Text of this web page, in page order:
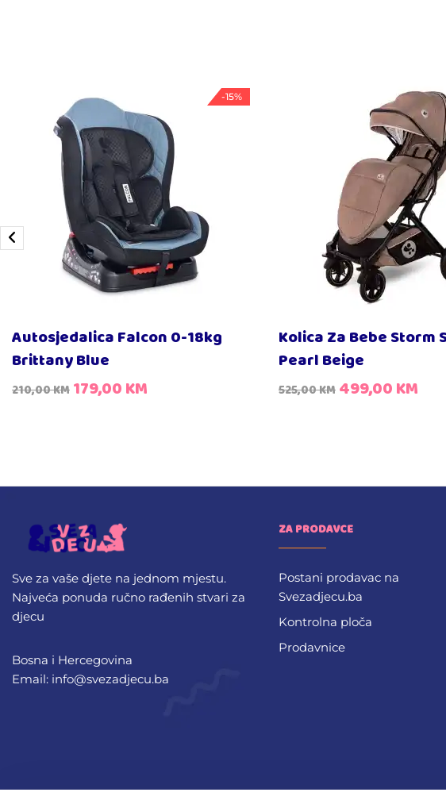
-15%
Autosjedalica Falcon 0-18kg
Brittany Blue
210,00KM 179,00KM
Kolica Za Bebe Storm
Pearl Beige
525,00KM 499,00KM
Sve za vaše djete na jednom mjestu.
Najveća ponuda ručno rađenih stvari za
djecu
Bosna i Hercegovina
Email: info@svezadjecu.ba
ZA PRODAVCE
Postani prodavac na
Svezadjecu.ba
Kontrolna ploča
Prodavnice